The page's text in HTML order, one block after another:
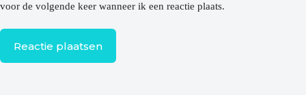
voor de volgende keer wanneer ik een reactie plaats.
Reactie plaatsen